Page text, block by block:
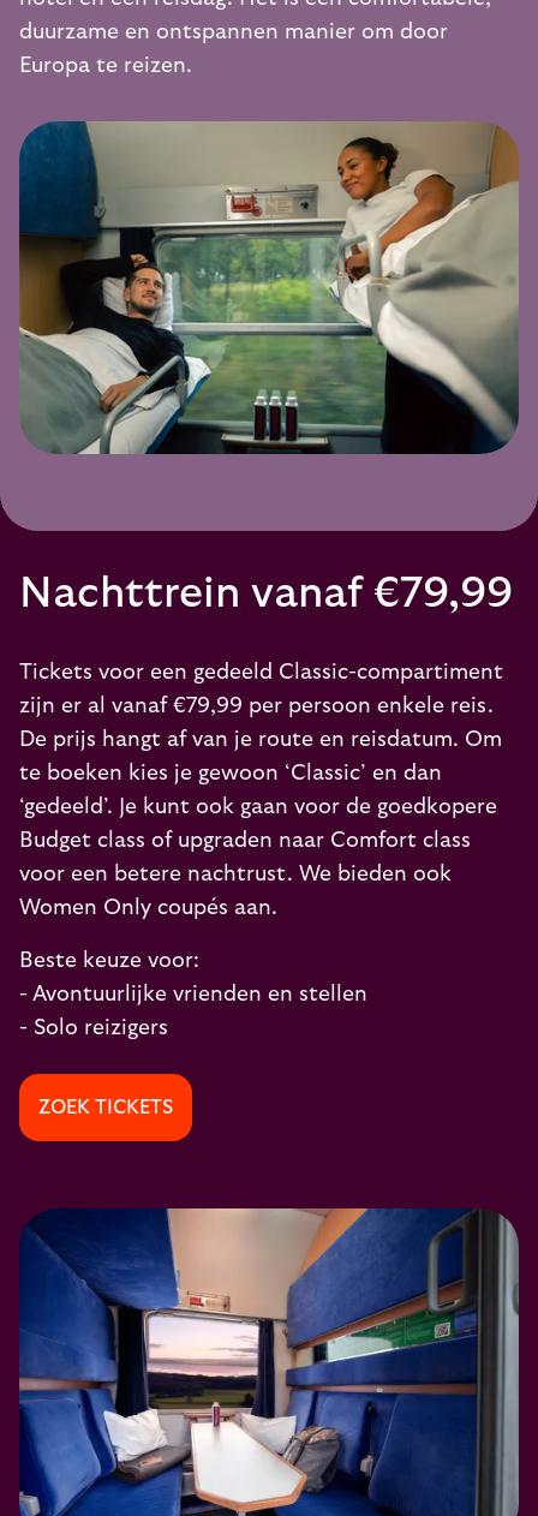
duurzame en ontspannen manier om door
Europa te reizen.
Nachttrein vanaf €79,99
Tickets voor een gedeeld Classic-compartiment
zijn er al vanaf €79,99 per persoon enkele reis.
De prijs hangt af van je route en reisdatum. Om
te boeken kies je gewoon ‘Classic’ en dan
‘gedeeld’. Je kunt ook gaan voor de goedkopere
Budget class of upgraden naar Comfort class
voor een betere nachtrust. We bieden ook
Women Only coupés aan.
Beste keuze voor:
- Avontuurlijke vrienden en stellen
- Solo reizigers
ZOEK TICKETS